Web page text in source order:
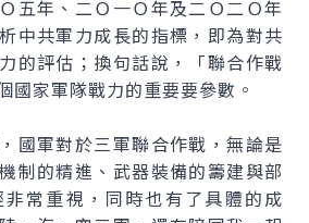
五年、二Ｏ一Ｏ年及二Ｏ二Ｏ年
中共軍力成長的指標，即為對共
的評估；換句話說，「聯合作戰
國家軍隊戰力的重要要參數。
軍對於三軍聯合作戰，無論是
制的精進、武器裝備的籌建與部
常重視，同時也有了具體的成